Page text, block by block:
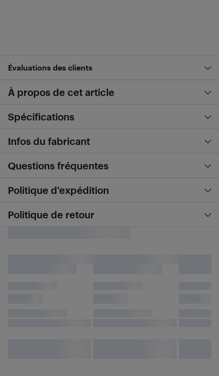
Évaluations des clients
À propos de cet article
Spécifications
Infos du fabricant
Questions fréquentes
Politique d’expédition
Politique de retour